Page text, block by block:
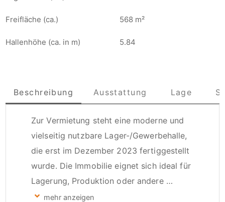
Freifläche (ca.) 568 m²
Hallenhöhe (ca. in m) 5.84
Beschreibung Ausstattung Lage
Zur Vermietung steht eine moderne und
vielseitig nutzbare Lager-/Gewerbehalle,
die erst im Dezember 2023 fertiggestellt
wurde. Die Immobilie eignet sich ideal für
Lagerung, Produktion oder andere
gewerbliche Nutzungen. Sie befindet sich